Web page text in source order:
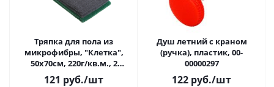
Тряпка для пола из
микрофибры, "Клетка",
50х70см, 220г/кв.м., 2
цвета
121 руб./шт
Душ летний с краном
(ручка), пластик, 00-
00000297
122 руб./шт